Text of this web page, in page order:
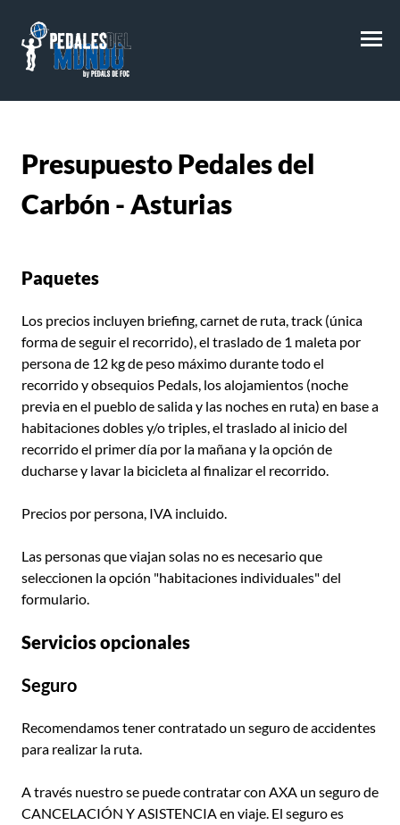
PresupuestoPedales del
Carbón - Asturias
Paquetes
Los precios incluyen briefing, carnet de ruta, track (única
forma de seguir el recorrido), el traslado de 1 maleta por
persona de 12 kg de peso máximo durante todo el
recorrido y obsequios Pedals, los alojamientos (noche
previa en el pueblo de salida y las noches en ruta) en base a
habitaciones dobles y/o triples, el traslado al inicio del
recorrido el primer día por la mañana y la opción de
ducharse y lavar la bicicleta al finalizar el recorrido.
Precios por persona, IVA incluido.
Las personas que viajan solas no es necesario que
seleccionen la opción "habitaciones individuales" del
formulario.
Servicios opcionales
Seguro
Recomendamos tener contratado un seguro de accidentes
para realizar la ruta.
A través nuestro se puede contratar con AXA un seguro de
CANCELACIÓN Y ASISTENCIA en viaje. El seguro es